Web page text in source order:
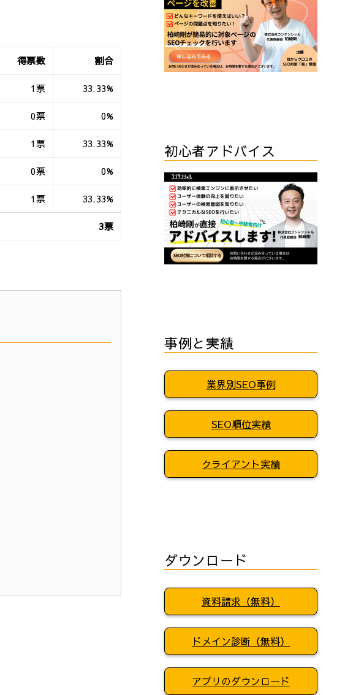
得票数 割合
1票 33.33%
0票 0%
1票 33.33%
0票 0%
1票 33.33%
3票
初心者アドバイス
事例と実績
業界別SEO事例
SEO順位実績
クライアント実績
ダウンロード
資料請求（無料）
ドメイン診断（無料）
アプリのダウンロード